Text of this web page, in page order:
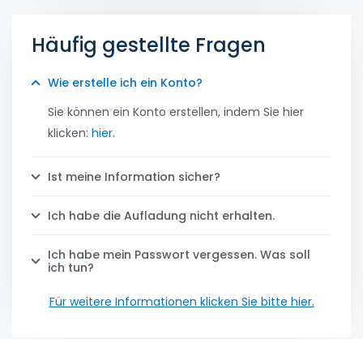
Häufig gestellte Fragen
Wie erstelle ich ein Konto?
Sie können ein Konto erstellen, indem Sie hier
klicken: hier.
Ist meine Information sicher?
Ich habe die Aufladung nicht erhalten.
Ich habe mein Passwort vergessen. Was soll
ich tun?
Für weitere Informationen klicken Sie bitte hier.